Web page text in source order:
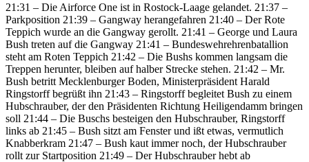
21:31 – Die Airforce One ist in Rostock-Laage gelandet. 21:37 –
Parkposition 21:39 – Gangway herangefahren 21:40 – Der Rote
Teppich wurde an die Gangway gerollt. 21:41 – George und Laura
Bush treten auf die Gangway 21:41 – Bundeswehrehrenbatallion
steht am Roten Teppich 21:42 – Die Bushs kommen langsam die
Treppen herunter, bleiben auf halber Strecke stehen. 21:42 – Mr.
Bush betritt Mecklenburger Boden, Ministerpräsident Harald
Ringstorff begrüßt ihn 21:43 – Ringstorff begleitet Bush zu einem
Hubschrauber, der den Präsidenten Richtung Heiligendamm bringen
soll 21:44 – Die Buschs besteigen den Hubschrauber, Ringstorff
links ab 21:45 – Bush sitzt am Fenster und ißt etwas, vermutlich
Knabberkram 21:47 – Bush kaut immer noch, der Hubschrauber
rollt zur Startposition 21:49 – Der Hubschrauber hebt ab